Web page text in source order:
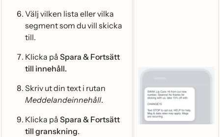
Välj vilken lista eller vilka
segment som du vill skicka
till.
Klicka på Spara & Fortsätt
till innehåll.
Skriv ut din text i rutan
Meddelandeinnehåll.
Klicka på Spara & Fortsätt
till granskning.